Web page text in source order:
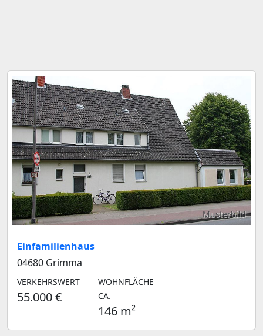
Musterbild
Einfamilienhaus
04680 Grimma
VERKEHRSWERT
55.000 €
WOHNFLÄCHE
CA.
146 m²